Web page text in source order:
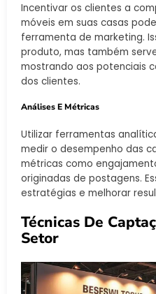
Incentivar os clientes a
móveis em suas casas
ferramenta de marketing.
produto, mas também
mostrando aos potenciais
dos clientes.
Análises E Métricas
Utilizar ferramentas
medir o desempenho das
métricas como
originadas de postagens.
estratégias e melhorar
Técnicas De
Setor